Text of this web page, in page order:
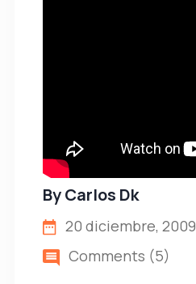
ByCarlos Dk
20 diciembre, 2009
Comments (5)